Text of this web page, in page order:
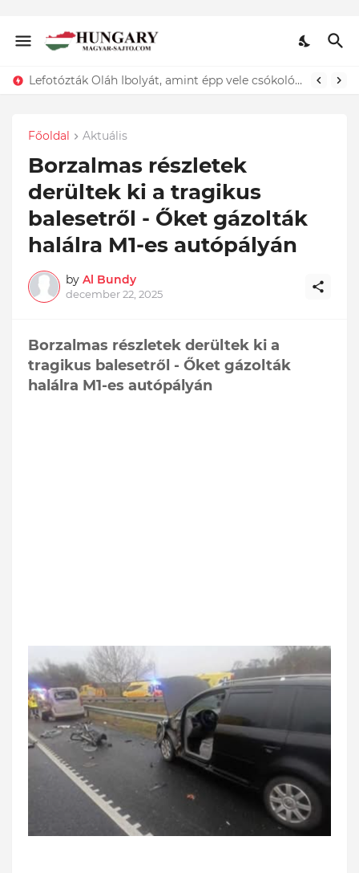
Lefotózták Oláh Ibolyát, amint épp vele csókolózik - EZT nem hiszed el, kinek a karjában kötött ki...ÍME
Főoldal Aktuális
Borzalmas részletek
derültek ki a tragikus
balesetről - Őket gázolták
halálra M1-es autópályán
by Al Bundy
december 22, 2025
Borzalmas részletek derültek ki a
tragikus balesetről - Őket gázolták
halálra M1-es autópályán